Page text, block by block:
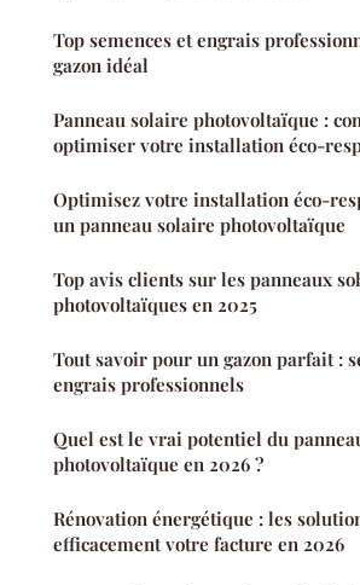
Top semences et engrais
gazon idéal
Panneau solaire photovoltaïque :
optimiser votre installation éco-
Optimisez votre installation éco-
un panneau solaire photovoltaïque
Top avis clients sur les panneaux
photovoltaïques en 2025
Tout savoir pour un gazon parfait :
engrais professionnels
Quel est le vrai potentiel du
photovoltaïque en 2026 ?
Rénovation énergétique : les
efficacement votre facture en 2026